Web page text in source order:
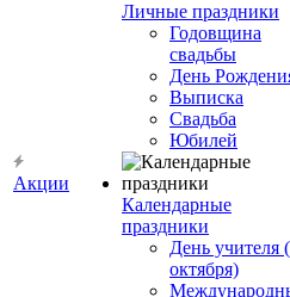
Акции
Личные праздники
Годовщина
свадьбы
День
Выписка
Свадьба
Юбилей
Календарные
праздники
День учителя
октября)